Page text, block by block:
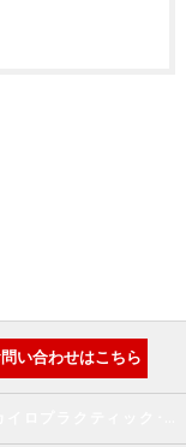
い合わせはこちら